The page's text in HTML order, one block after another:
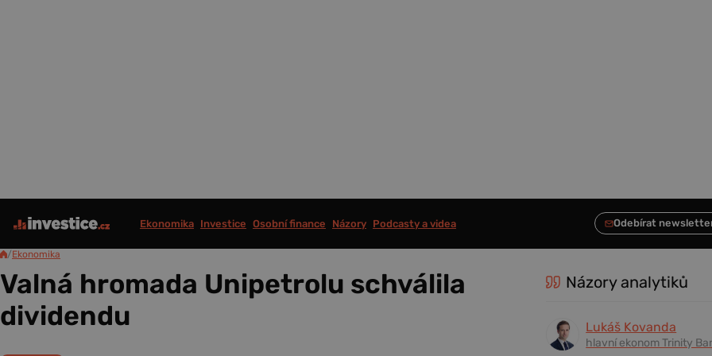
Ekonomika Investice Osobní finance Názory Podcasty a videa
/Ekonomika
Valná hromada Unipetrolu schválila
dividendu
Názory analytiků
Lukáš Kovanda
hlavní ekonom Trinity